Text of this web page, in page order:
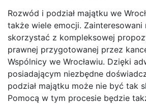
Rozwód i podział majątku we
także wiele emocji.
skorzystać z kompleksowej
prawnej przygotowanej przez
Wspólnicy we Wrocławiu. Dzięki
posiadającym niezbędne
podział majątku może nie być tak
Pomocą w tym procesie będzie